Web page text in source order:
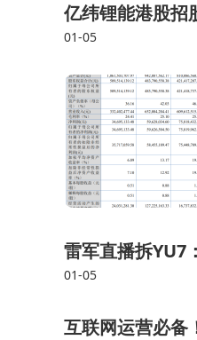
亿纬锂能港股招
01-05
雷军直播拆YU7
01-05
互联网运营必备